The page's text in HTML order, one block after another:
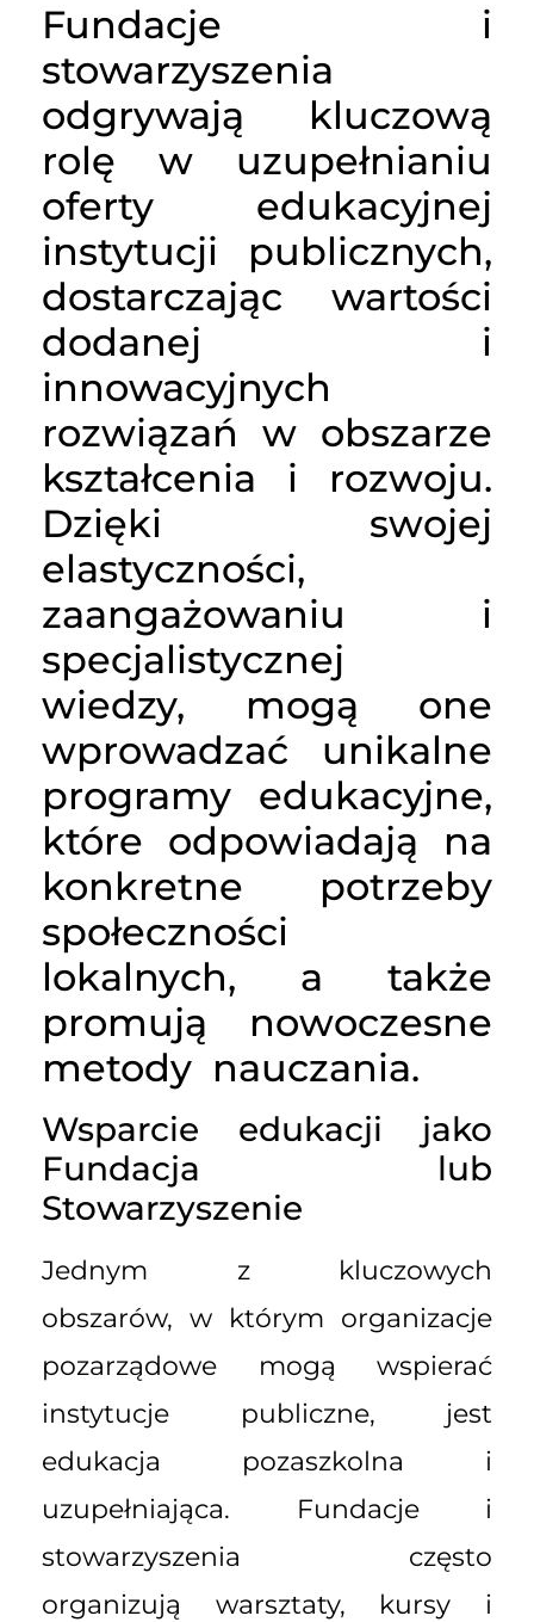
Fundacje i
stowarzyszenia
odgrywają kluczową
rolę w uzupełnianiu
oferty edukacyjnej
instytucji publicznych,
dostarczając wartości
dodanej i
innowacyjnych
rozwiązań w obszarze
kształcenia i rozwoju.
Dzięki swojej
elastyczności,
zaangażowaniu i
specjalistycznej
wiedzy, mogą one
wprowadzać unikalne
programy edukacyjne,
które odpowiadają na
konkretne potrzeby
społeczności
lokalnych, a także
promują nowoczesne
metody nauczania.
Wsparcie edukacji jako
Fundacja lub
Stowarzyszenie
Jednym z kluczowych
obszarów, w którym organizacje
pozarządowe mogą wspierać
instytucje publiczne, jest
edukacja pozaszkolna i
uzupełniająca. Fundacje i
stowarzyszenia często
organizują warsztaty, kursy i